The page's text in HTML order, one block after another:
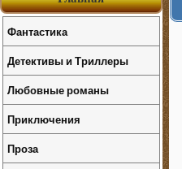
Фантастика
Детективы и Триллеры
Любовные романы
Приключения
Проза